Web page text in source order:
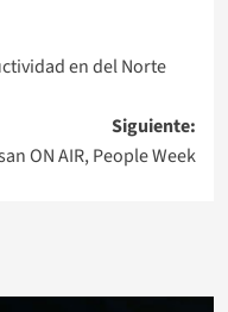
en del Norte
Siguiente:
ON AIR, People Week